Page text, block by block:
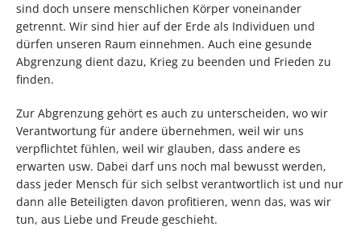
sind doch unsere menschlichen Körper voneinander
getrennt. Wir sind hier auf der Erde als Individuen und
dürfen unseren Raum einnehmen. Auch eine gesunde
Abgrenzung dient dazu, Krieg zu beenden und Frieden zu
finden.
Zur Abgrenzung gehört es auch zu unterscheiden, wo wir
Verantwortung für andere übernehmen, weil wir uns
verpflichtet fühlen, weil wir glauben, dass andere es
erwarten usw. Dabei darf uns noch mal bewusst werden,
dass jeder Mensch für sich selbst verantwortlich ist und nur
dann alle Beteiligten davon profitieren, wenn das, was wir
tun, aus Liebe und Freude geschieht.